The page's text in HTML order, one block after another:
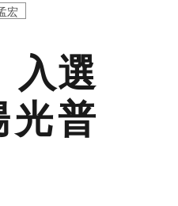
宏
入選
普